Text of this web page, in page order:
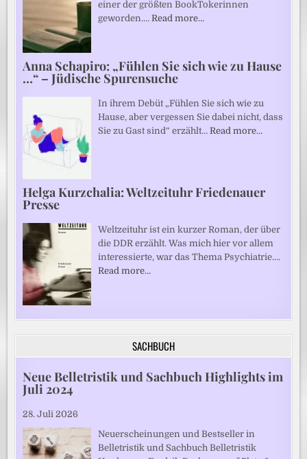
einer der größten BookTokerinnen
geworden.…Read more…
Anna Schapiro: „Fühlen Sie sich wie zu Hause
…“ – Jüdische Spurensuche
In ihrem Debüt „Fühlen Sie sich wie zu
Hause, aber vergessen Sie dabei nicht, dass
Sie zu Gast sind“ erzählt…Read more…
Helga Kurzchalia: Weltzeituhr Friedenauer
Presse
Weltzeituhr ist ein kurzer Roman, der über
die DDR erzählt. Was mich hier vor allem
interessierte, war das Thema Psychiatrie.…
Read more…
SACHBUCH
Neue Belletristik und Sachbuch Highlights im
Juli 2024
28. Juli 2026
Neuerscheinungen und Bestseller in
Belletristik und Sachbuch Belletristik